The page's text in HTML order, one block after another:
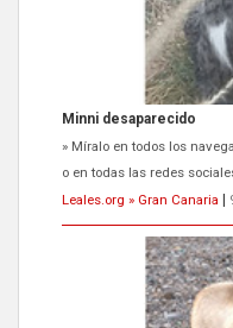
Siami Perdida
Se llama Siami,es hembra
oreja,cariñosa,mimosa pero
Leales.org » Gran Canaria |